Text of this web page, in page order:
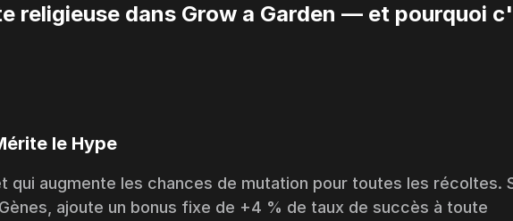
religieuse dans Grow a Garden — et pourquoi
le Hype
qui augmente les chances de mutation pour toutes les récoltes.
, ajoute un bonus fixe de +4 % de taux de succès à toute